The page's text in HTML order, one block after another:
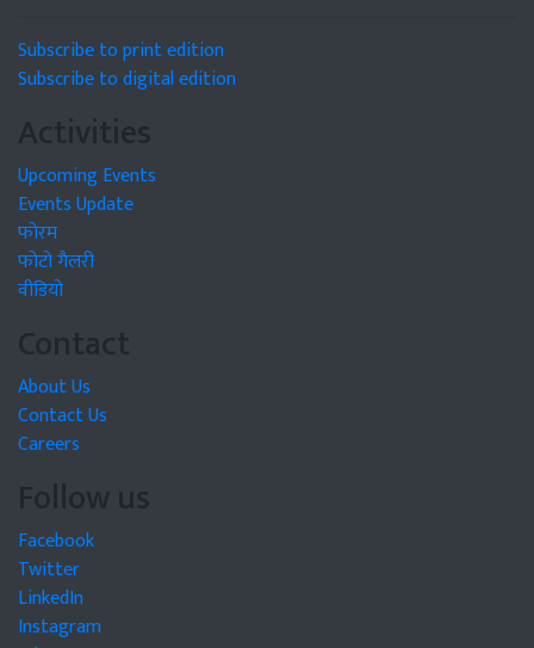
Subscribe to print edition
Subscribe to digital edition
Activities
Upcoming Events
Events Update
फोरम
फोटो गैलरी
वीडियो
Contact
About Us
Contact Us
Careers
Follow us
Facebook
Twitter
LinkedIn
Instagram